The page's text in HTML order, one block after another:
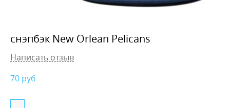
снэпбэк New Orlean Pelicans
Написать отзыв
70 руб